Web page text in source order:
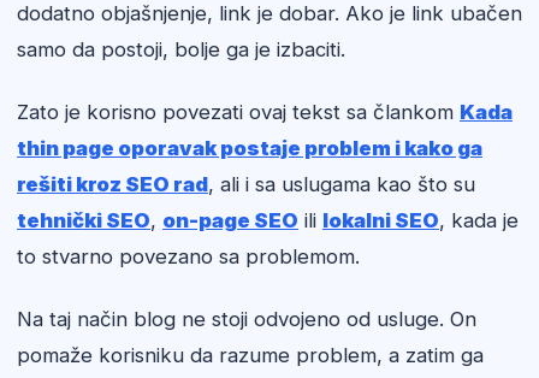
dodatno objašnjenje, link je dobar. Ako je link ubačen
samo da postoji, bolje ga je izbaciti.
Zato je korisno povezati ovaj tekst sa člankom Kada
thin page oporavak postaje problem i kako ga
rešiti kroz SEO rad, ali i sa uslugama kao što su
tehnički SEO, on-page SEO ili lokalni SEO, kada je
to stvarno povezano sa problemom.
Na taj način blog ne stoji odvojeno od usluge. On
pomaže korisniku da razume problem, a zatim ga